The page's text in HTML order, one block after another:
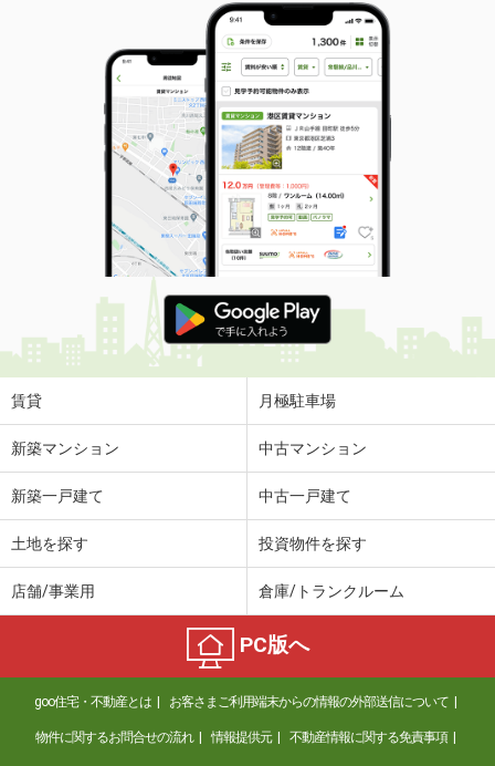
賃貸 月極駐車場
新築マンション 中古マンション
新築一戸建て 中古一戸建て
土地を探す 投資物件を探す
店舗/事業用 倉庫/トランクルーム
PC版へ
goo住宅・不動産とは お客さまご利用端末からの情報の外部送信について
物件に関するお問合せの流れ 情報提供元 不動産情報に関する免責事項